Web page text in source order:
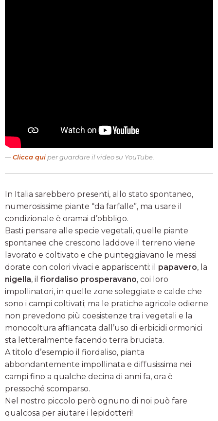
Clicca qui per guardare il video su YouTube.
In Italia sarebbero presenti, allo stato spontaneo,
numerosissime piante “da farfalle”, ma usare il
condizionale è oramai d’obbligo.
Basti pensare alle specie vegetali, quelle piante
spontanee che crescono laddove il terreno viene
lavorato e coltivato e che punteggiavano le messi
dorate con colori vivaci e appariscenti: il papavero, la
nigella, il fiordaliso prosperavano, coi loro
impollinatori, in quelle zone soleggiate e calde che
sono i campi coltivati; ma le pratiche agricole odierne
non prevedono più coesistenze tra i vegetali e la
monocoltura affiancata dall’uso di erbicidi ormonici
sta letteralmente facendo terra bruciata.
A titolo d’esempio il fiordaliso, pianta
abbondantemente impollinata e diffusissima nei
campi fino a qualche decina di anni fa, ora è
pressoché scomparso.
Nel nostro piccolo però ognuno di noi può fare
qualcosa per aiutare i lepidotteri!